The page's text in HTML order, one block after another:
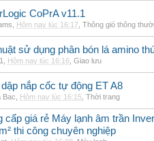
CoPrA v11.1
Hôm nay lúc 16:17 Thông gió thông
sử dụng phân bón lá amino
Hôm nay lúc 16:16 Giao lưu
nắp cốc tự động ET A8
Bac Hôm nay lúc 16:15 Thời trang
cấp giá rẻ Máy lạnh âm trần
thi công chuyên nghiệp